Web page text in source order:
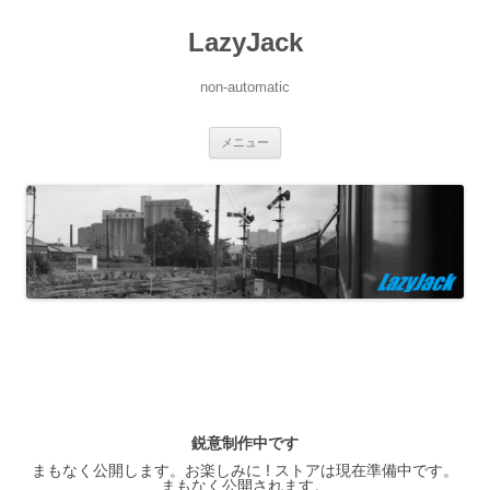
LazyJack
non-automatic
メニュー
ツ
へ
ス
キ
ッ
プ
鋭意制作中です
まもなく公開します。お楽しみに ! ストアは現在準備中です。
まもなく公開されます。